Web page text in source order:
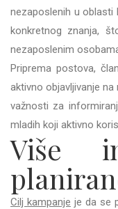
nezaposlenih u oblasti
konkretnog znanja,
nezaposlenim
Priprema postova,
aktivno objavljivanje
važnosti za
mladih koji aktivno
Više
Cilj kampanje je da se